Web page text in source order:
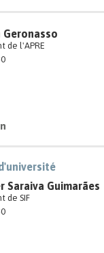
Geronasso
de l'APRE
Saraiva Guimarães
de SIF